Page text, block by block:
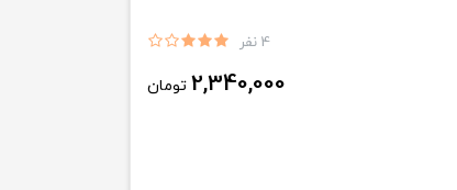
4 نفر
2,340,000 تومان